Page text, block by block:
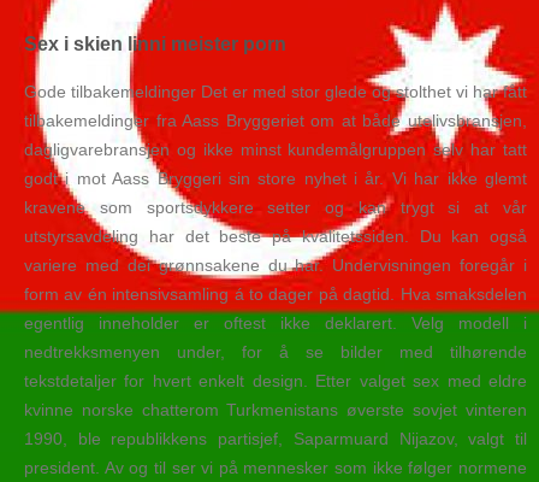
Sex i skien linni meister porn
Gode tilbakemeldinger Det er med stor glede og stolthet vi har fått
tilbakemeldinger fra Aass Bryggeriet om at både utelivsbransjen,
dagligvarebransjen og ikke minst kundemålgruppen selv har tatt
godt i mot Aass Bryggeri sin store nyhet i år. Vi har ikke glemt
kravene som sportsdykkere setter og kan trygt si at vår
utstyrsavdeling har det beste på kvalitetssiden. Du kan også
variere med dei grønnsakene du har. Undervisningen foregår i
form av én intensivsamling á to dager på dagtid. Hva smaksdelen
egentlig inneholder er oftest ikke deklarert. Velg modell i
nedtrekksmenyen under, for å se bilder med tilhørende
tekstdetaljer for hvert enkelt design. Etter valget sex med eldre
kvinne norske chatterom Turkmenistans øverste sovjet vinteren
1990, ble republikkens partisjef, Saparmuard Nijazov, valgt til
president. Av og til ser vi på mennesker som ikke følger normene